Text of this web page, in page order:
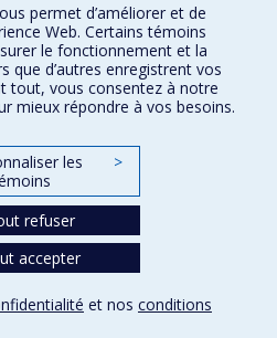
de paysage
permet d’améliorer et de
Web. Certains témoins
le fonctionnement et la
que d’autres enregistrent vos
tout, vous consentez à notre
mieux répondre à vos besoins.
les
>
refuser
accepter
et nos conditions